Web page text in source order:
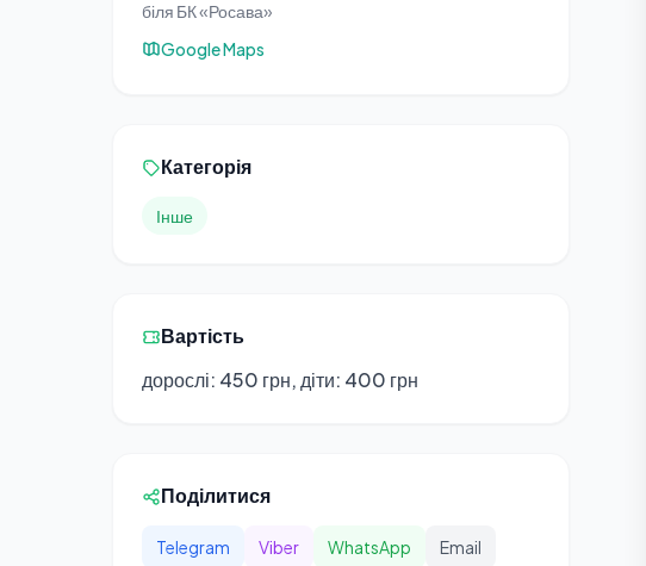
біля БК «Росава»
Google Maps
Категорія
Інше
Вартість
дорослі: 450 грн, діти: 400 грн
Поділитися
Telegram Viber WhatsApp Email